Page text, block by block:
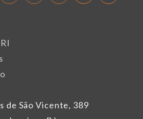
de São Vicente, 389